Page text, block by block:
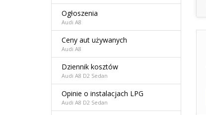
Ogłoszenia
Audi A8
Ceny aut używanych
Audi A8
Dziennik kosztów
Audi A8 D2 Sedan
Opinie o instalacjach LPG
Audi A8 D2 Sedan